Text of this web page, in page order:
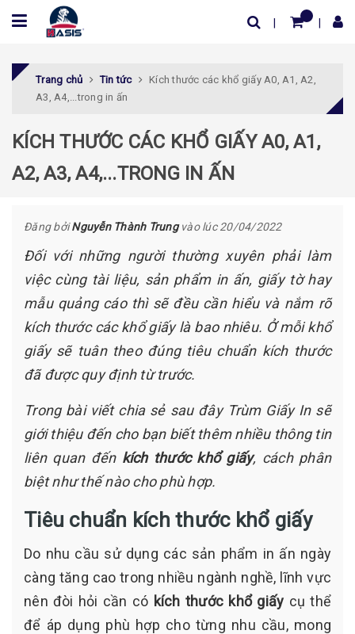
Trang chủ Tin tức
Kích thước các khổ giấy A0, A1, A2,
A3, A4,...trong in ấn
KÍCH THƯỚC CÁC KHỔ GIẤY A0, A1,
A2, A3, A4,...TRONG IN ẤN
Đăng bởiNguyễn Thành Trungvào lúc 20/04/2022
Đối với những người thường xuyên phải làm
việc cùng tài liệu, sản phẩm in ấn, giấy tờ hay
mẫu quảng cáo thì sẽ đều cần hiểu và nắm rõ
kích thước các khổ giấy là bao nhiêu. Ở mỗi khổ
giấy sẽ tuân theo đúng tiêu chuẩn kích thước
đã được quy định từ trước.
Trong bài viết chia sẻ sau đây Trùm Giấy In sẽ
giới thiệu đến cho bạn biết thêm nhiều thông tin
liên quan đến kích thước khổ giấy, cách phân
biệt như thế nào cho phù hợp.
Tiêu chuẩn kích thước khổ giấy
Do nhu cầu sử dụng các sản phẩm in ấn ngày
càng tăng cao trong nhiều ngành nghề, lĩnh vực
nên đòi hỏi cần có kích thước khổ giấy cụ thể
để áp dụng phù hợp cho từng nhu cầu, mong